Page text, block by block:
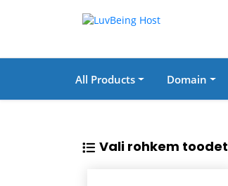
All Products Domain
Vali rohkem toodet